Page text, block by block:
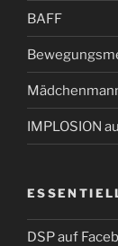
BAFF
IMPLOSION
DSP auf